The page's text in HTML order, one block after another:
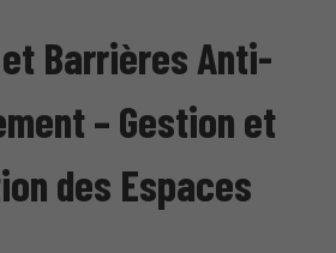
Barrières Anti-
– Gestion et
des Espaces